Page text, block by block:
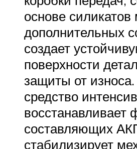
основе силикатов
дополнительных
создает
поверхности
защиты от
средство
восстанавливает
составляющих
стабилизирует